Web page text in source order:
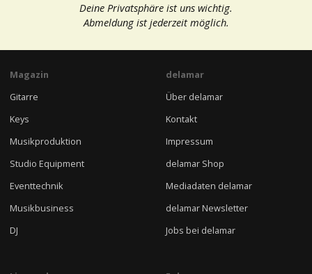
Deine Privatsphäre ist uns wichtig.
Abmeldung ist jederzeit möglich.
Magazin
Gitarre
Keys
Musikproduktion
Studio Equipment
Eventtechnik
Musikbusiness
DJ
delamar
Über delamar
Kontakt
Impressum
delamar Shop
Mediadaten delamar
delamar Newsletter
Jobs bei delamar